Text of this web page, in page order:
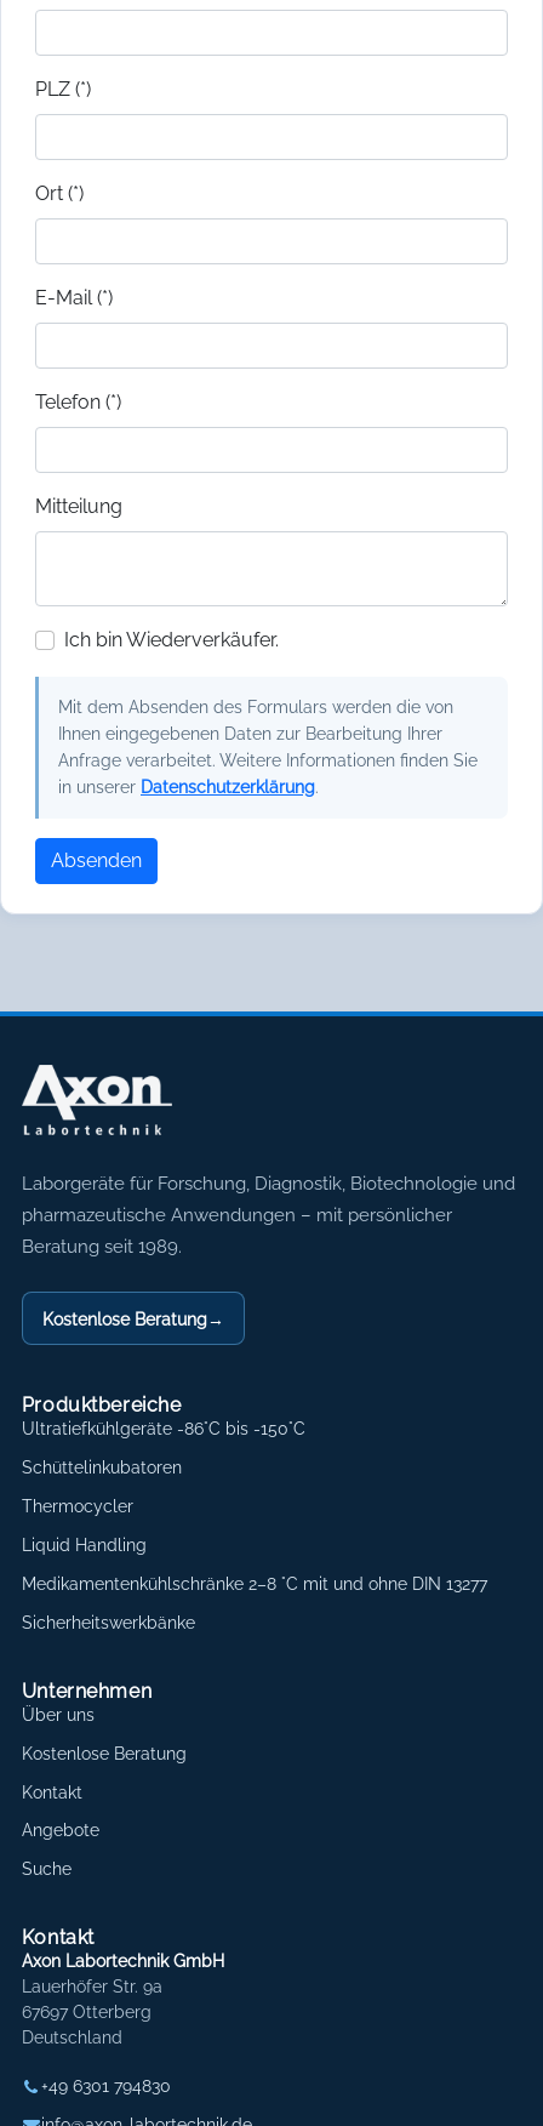
PLZ (*)
Ort (*)
E-Mail (*)
Telefon (*)
Mitteilung
Ich bin Wiederverkäufer.
Mit dem Absenden des Formulars werden die von
Ihnen eingegebenen Daten zur Bearbeitung Ihrer
Anfrage verarbeitet. Weitere Informationen finden Sie
in unserer Datenschutzerklärung.
Absenden
Axon Labortechnik
Laborgeräte für Forschung, Diagnostik, Biotechnologie und
pharmazeutische Anwendungen – mit persönlicher
Beratung seit 1989.
Kostenlose Beratung→
Produktbereiche
Ultratiefkühlgeräte -86°C bis -150°C
Schüttelinkubatoren
Thermocycler
Liquid Handling
Medikamentenkühlschränke 2–8 °C mit und ohne DIN 13277
Sicherheitswerkbänke
Unternehmen
Über uns
Kostenlose Beratung
Kontakt
Angebote
Suche
Kontakt
Axon Labortechnik GmbH
Lauerhöfer Str. 9a
67697 Otterberg
Deutschland
+49 6301 794830